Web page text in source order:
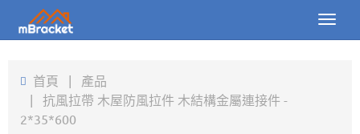
Toggle
產品
首頁 | 產品
| 抗風拉帶 木屋防風拉件 木結構金屬連接件 -
2*35*600